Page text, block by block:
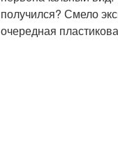
получился? Смело
очередная